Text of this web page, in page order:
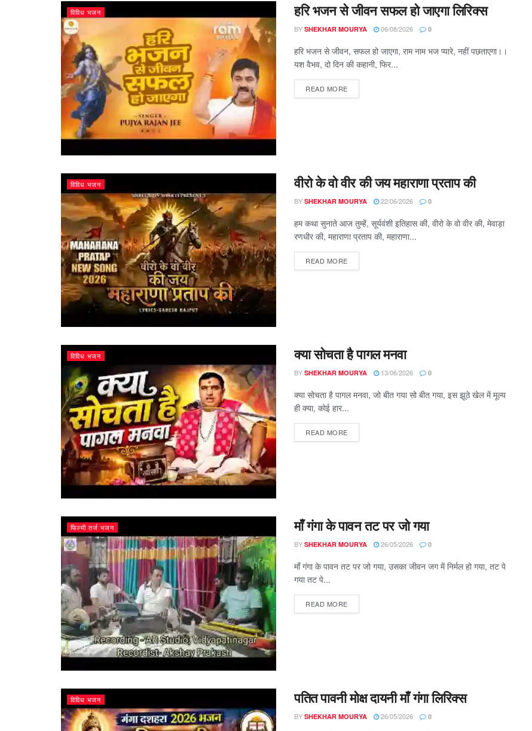
विविध भजन हरि भजन से जीवन सफल हो जाएगा लिरिक्स
BY SHEKHAR MOURYA 06/08/2026 0
हरि भजन से जीवन, सफल हो जाएगा, राम नाम भज प्यारे, नहीं पछताएगा।।
यश वैभव, दो दिन की कहानी, फिर...
READ MOREDETAILS
विविध भजन वीरो के वो वीर की जय महाराणा प्रताप की
BY SHEKHAR MOURYA 22/06/2026 0
हम कथा सुनाते आज तुम्हें, सूर्यवंशी इतिहास की, वीरो के वो वीर की, मेवाड़ा
रणधीर की, महाराणा प्रताप की, महाराणा...
READ MOREDETAILS
विविध भजन क्या सोचता है पागल मनवा
BY SHEKHAR MOURYA 13/06/2026 0
क्या सोचता है पागल मनवा, जो बीत गया सो बीत गया, इस झूठे खेल में मूल्य
ही क्या, कोई हार...
READ MOREDETAILS
फिल्मी तर्ज भजन माँ गंगा के पावन तट पर जो गया
BY SHEKHAR MOURYA 26/05/2026 0
माँ गंगा के पावन तट पर जो गया, उसका जीवन जग में निर्मल हो गया, तट पे
गया तट पे...
READ MOREDETAILS
विविध भजन पतित पावनी मोक्ष दायनी माँ गंगा लिरिक्स
BY SHEKHAR MOURYA 26/05/2026 0